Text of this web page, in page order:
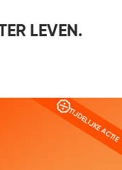
LEVEN.
TIJDELIJKE ACTIE